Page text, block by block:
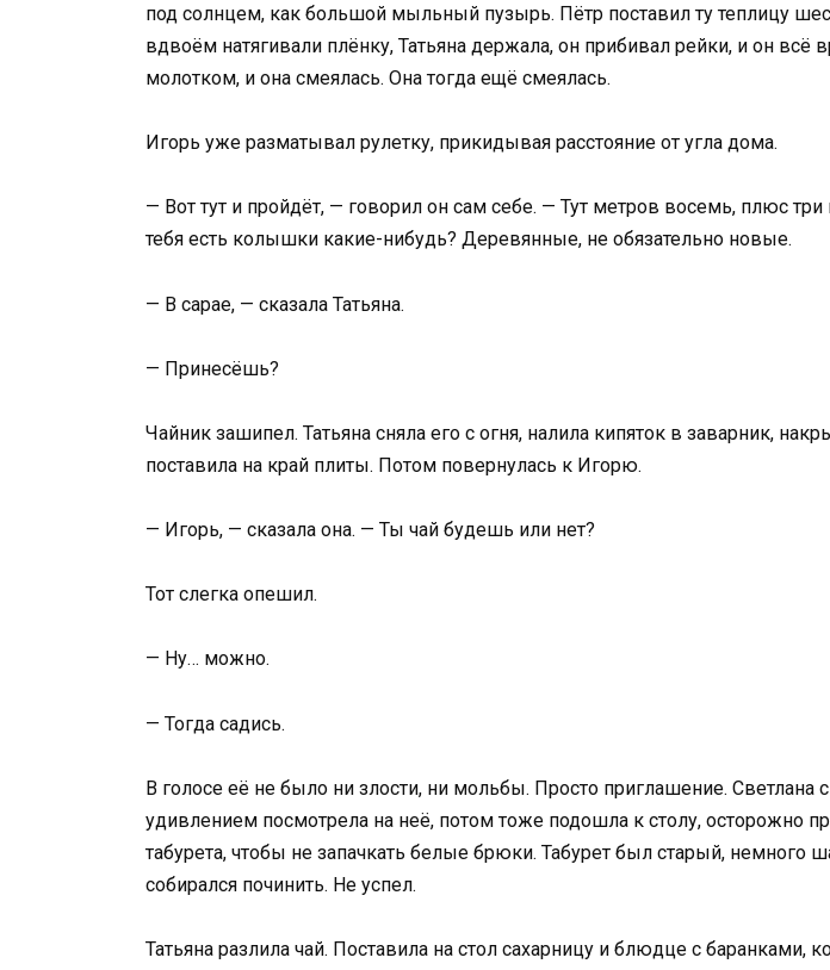
под солнцем, как большой мыльный пузырь. Пётр поставил ту теплицу
вдвоём натягивали плёнку, Татьяна держала, он прибивал рейки, и он всё
молотком, и она смеялась. Она тогда ещё смеялась.
Игорь уже разматывал рулетку, прикидывая расстояние от угла дома.
— Вот тут и пройдёт, — говорил он сам себе. — Тут метров восемь, плюс три
тебя есть колышки какие-нибудь? Деревянные, не обязательно новые.
— В сарае, — сказала Татьяна.
— Принесёшь?
Чайник зашипел. Татьяна сняла его с огня, налила кипяток в заварник,
поставила на край плиты. Потом повернулась к Игорю.
— Игорь, — сказала она. — Ты чай будешь или нет?
Тот слегка опешил.
— Ну… можно.
— Тогда садись.
В голосе её не было ни злости, ни мольбы. Просто приглашение. Светлана
удивлением посмотрела на неё, потом тоже подошла к столу, осторожно
табурета, чтобы не запачкать белые брюки. Табурет был старый, немного
собирался починить. Не успел.
Татьяна разлила чай. Поставила на стол сахарницу и блюдце с баранками,